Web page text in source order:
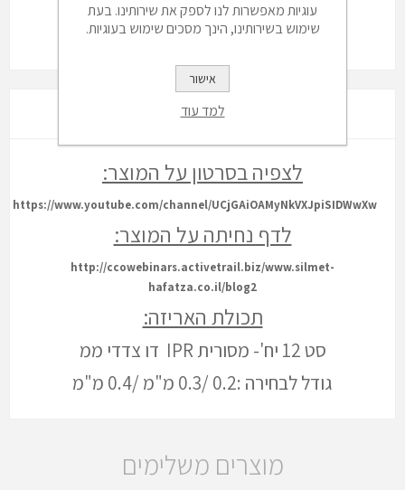
סקירה
לצפיה בסרטון על המוצר:
https://www.youtube.com/channel/UCjGAiOAMyNkVXJpiSIDWwXw
לדף נחיתה על המוצר:
http://ccowebinars.activetrail.biz/www.silmet-
hafatza.co.il/blog2
תכולת האריזה:
סט 12 יח'- מסורית IPR דו צדדי ממ
גודל לבחירה :0.2 /0.3 מ"מ /0.4 מ"מ
מוצרים משלימים
עוגיות מאפשרות לנו לספק את שירותינו. בעת
שימוש בשירותינו, הינך מסכים שימוש בעוגיות.
אישור
למד עוד